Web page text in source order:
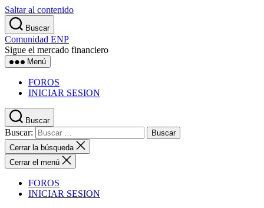
Saltar al contenido
Buscar
Comunidad ENP
Sigue el mercado financiero
Menú
FOROS
INICIAR SESION
Buscar
Buscar:
Cerrar la búsqueda
Cerrar el menú
FOROS
INICIAR SESION